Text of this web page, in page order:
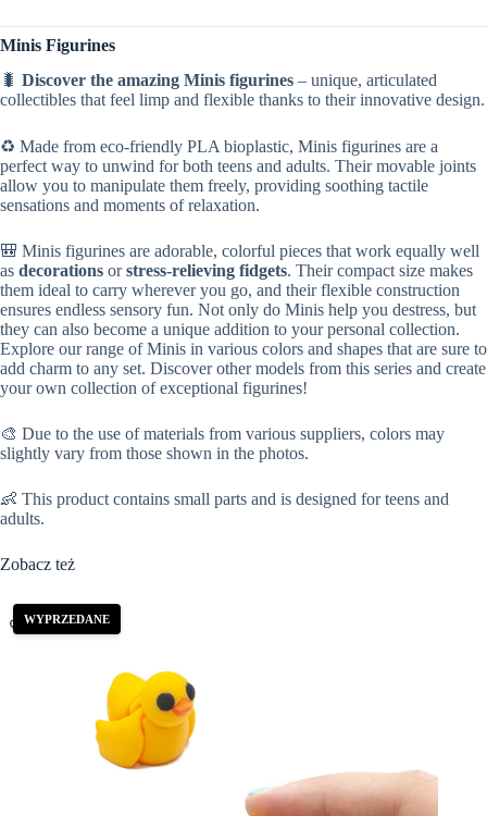
Minis Figurines
🐛 Discover the amazing Minis figurines – unique, articulated
collectibles that feel limp and flexible thanks to their innovative design.
♻️ Made from eco-friendly PLA bioplastic, Minis figurines are a
perfect way to unwind for both teens and adults. Their movable joints
allow you to manipulate them freely, providing soothing tactile
sensations and moments of relaxation.
🎒 Minis figurines are adorable, colorful pieces that work equally well
as decorations orstress-relieving fidgets. Their compact size makes
them ideal to carry wherever you go, and their flexible construction
ensures endless sensory fun. Not only do Minis help you destress, but
they can also become a unique addition to your personal collection.
Explore our range of Minis in various colors and shapes that are sure to
add charm to any set. Discover other models from this series and create
your own collection of exceptional figurines!
🎨 Due to the use of materials from various suppliers, colors may
slightly vary from those shown in the photos.
👶 This product contains small parts and is designed for teens and
adults.
Zobacz też
WYPRZEDANE